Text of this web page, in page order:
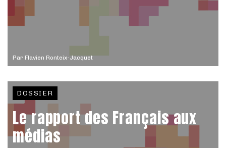
Par Flavien Ronteix-Jacquet
DOSSIER
Le rapport des Français aux
médias